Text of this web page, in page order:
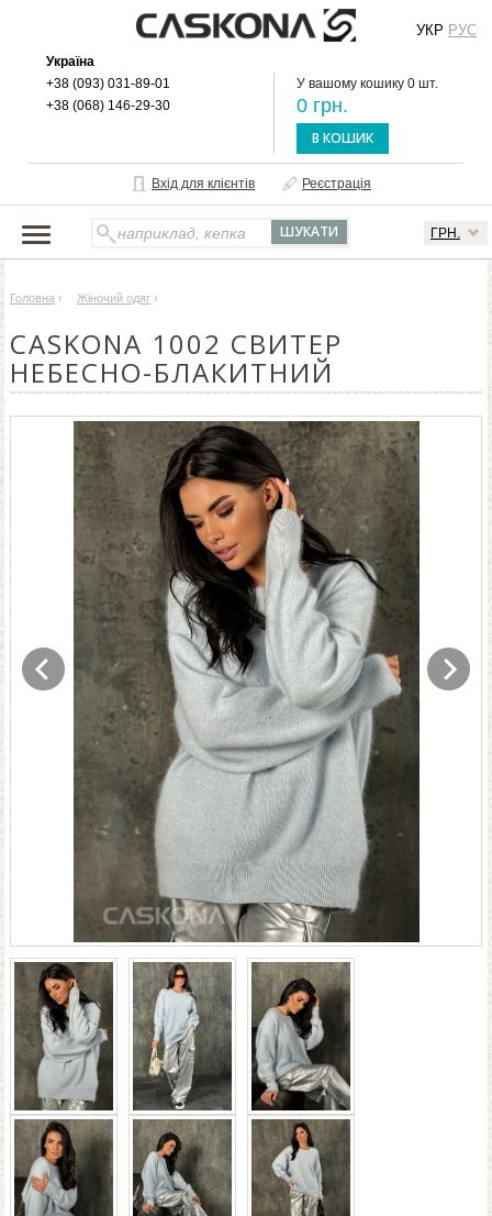
Україна
+38 (093) 031-89-01
+38 (068) 146-29-30
У вашому кошику 0 шт.
0 грн.
В КОШИК
Вхід для клієнтів Реєстрація
ГРН.
УКР РУС
ПРО БРЕНД
ДОСТАВКА І ОПЛАТА
ОПТОВИМ КЛІЄНТАМ
Головна › Жіночий одяг ›
CASKONA 1002 СВИТЕР
НЕБЕСНО-БЛАКИТНИЙ